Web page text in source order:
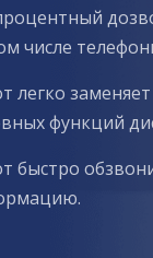
числе
легко
функций
быстро